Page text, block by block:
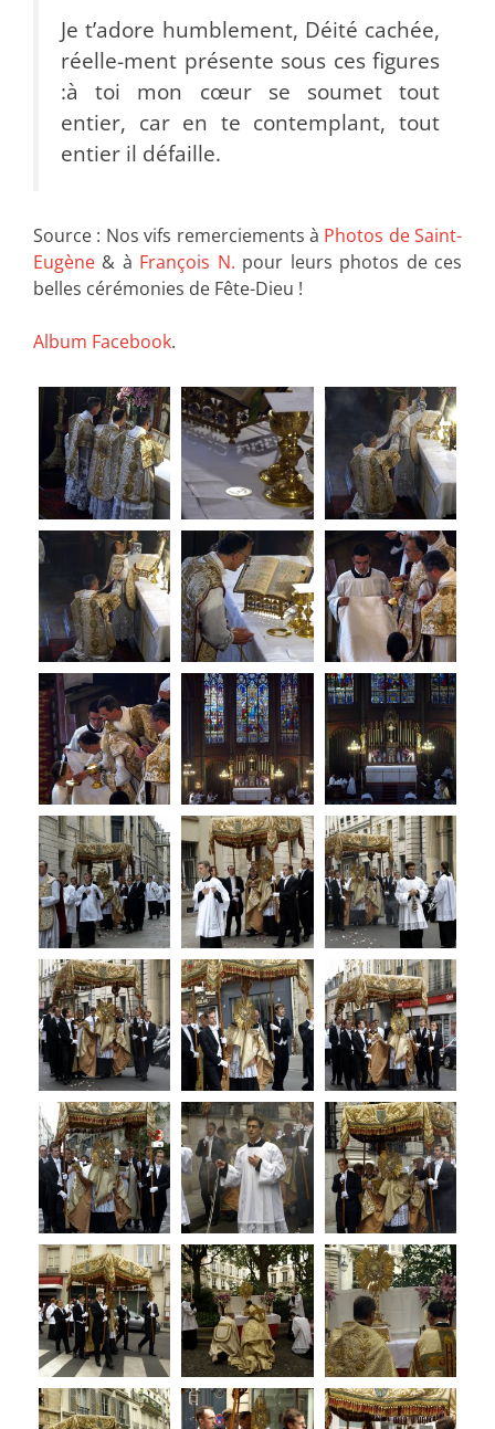
Je t’adore humblement, Déité cachée,
réelle-ment présente sous ces figures
:à toi mon cœur se soumet tout
entier, car en te contemplant, tout
entier il défaille.
Source : Nos vifs remerciements à Photos de Saint-
Eugène & à François N. pour leurs photos de ces
belles cérémonies de Fête-Dieu !
Album Facebook.